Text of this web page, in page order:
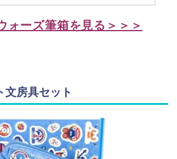
ォーズ筆箱を見る＞＞＞
文房具セット